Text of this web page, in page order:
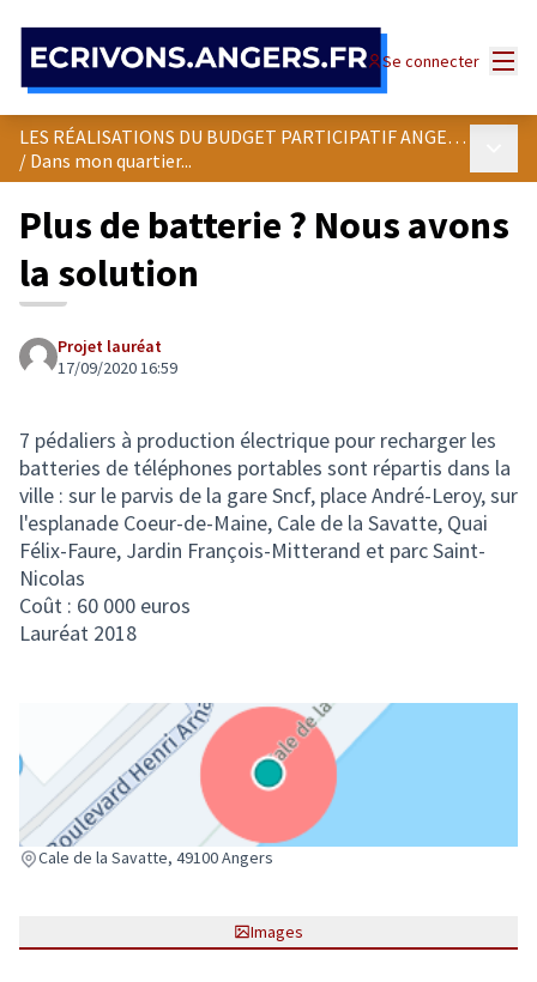
Se connecter
LES RÉALISATIONS DU BUDGET PARTICIPATIF ANGEVIN
/ Dans mon quartier...
Plus de batterie ? Nous avons
la solution
Projet lauréat
17/09/2020 16:59
7 pédaliers à production électrique pour recharger les
batteries de téléphones portables sont répartis dans la
ville : sur le parvis de la gare Sncf, place André-Leroy, sur
l'esplanade Coeur-de-Maine, Cale de la Savatte, Quai
Félix-Faure, Jardin François-Mitterand et parc Saint-
Nicolas
Coût : 60 000 euros
Lauréat 2018
Cale de la Savatte, 49100 Angers
(Lien externe)
Images